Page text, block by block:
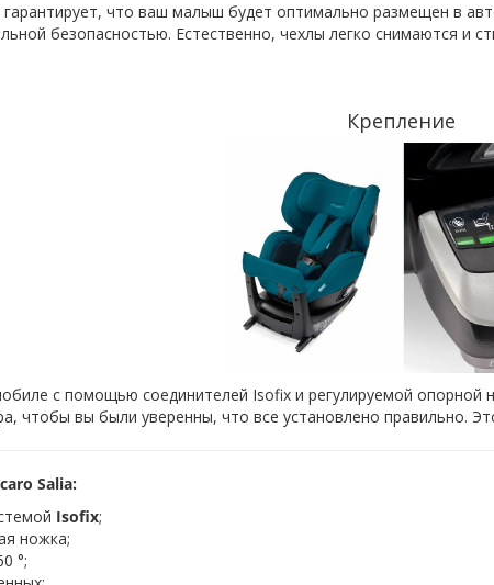
что ваш малыш будет оптимально размещен в
безопасностью. Естественно, чехлы легко снимаются и
Крепление
с помощью соединителей Isofix и регулируемой опорной
чтобы вы были уверенны, что все установлено правильно.
Salia:
Isofix;
ножка;
°;